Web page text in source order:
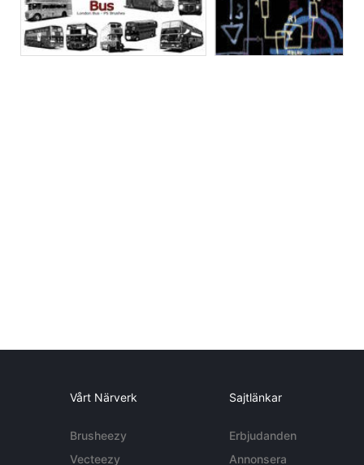
Vårt Närverk
Brusheezy
Vecteezy
Sajtlänkar
Erbjudanden
Annonsera